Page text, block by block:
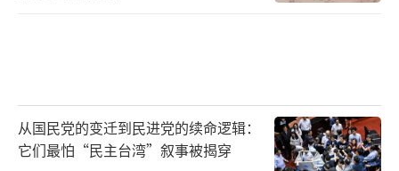
从国民党的变迁到民进党的续命逻辑：
它们最怕“民主台湾”叙事被揭穿